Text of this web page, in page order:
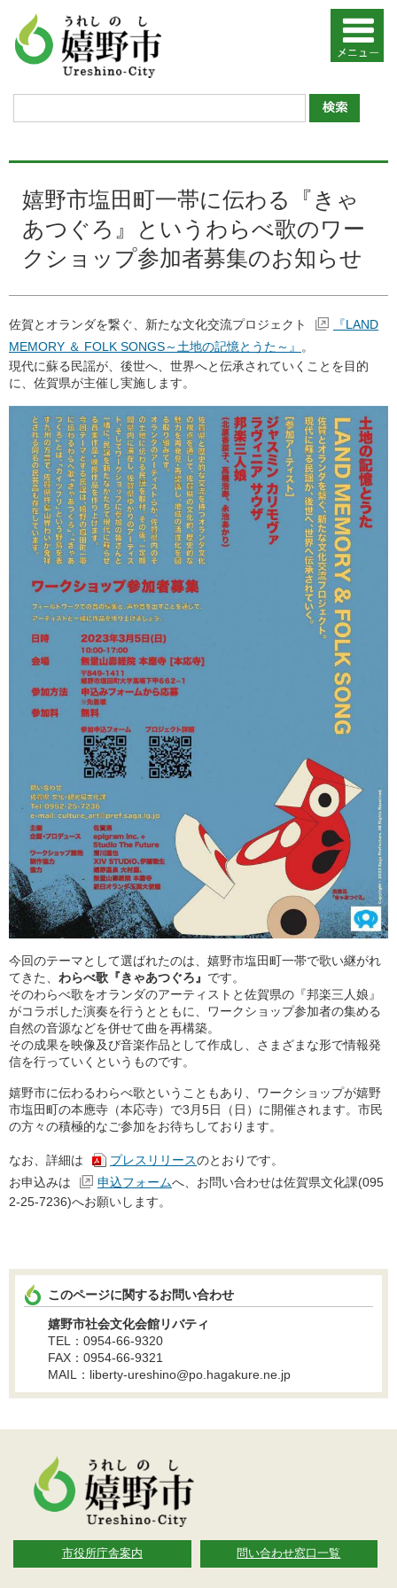
嬉野市塩田町一帯に伝わる『きゃ
あつぐろ』というわらべ歌のワー
クショップ参加者募集のお知らせ
佐賀とオランダを繋ぐ、新たな文化交流プロジェクト
『LAND
MEMORY ＆ FOLK SONGS～土地の記憶とうた～』
。
現代に蘇る民謡が、後世へ、世界へと伝承されていくことを目的
に、佐賀県が主催し実施します。
今回のテーマとして選ばれたのは、嬉野市塩田町一帯で歌い継がれ
てきた、 わらべ歌『きゃあつぐろ』 です。
そのわらべ歌をオランダのアーティストと佐賀県の『邦楽三人娘』
がコラボした演奏を行うとともに、ワークショップ参加者の集める
自然の音源などを併せて曲を再構築。
その成果を映像及び音楽作品として作成し、さまざまな形で情報発
信を行っていくというものです。
嬉野市に伝わるわらべ歌ということもあり、ワークショップが嬉野
市塩田町の本應寺（本応寺）で3月5日（日）に開催されます。市民
の方々の積極的なご参加をお待ちしております。
なお、詳細は プレスリリースのとおりです。
お申込みは
申込フォームへ、お問い合わせは佐賀県文化課(095
2-25-7236)へお願いします。
このページに関するお問い合わせ
嬉野市社会文化会館リバティ
TEL：0954-66-9320
FAX：0954-66-9321
MAIL：liberty-ureshino@po.hagakure.ne.jp
市役所庁舎案内 問い合わせ窓口一覧